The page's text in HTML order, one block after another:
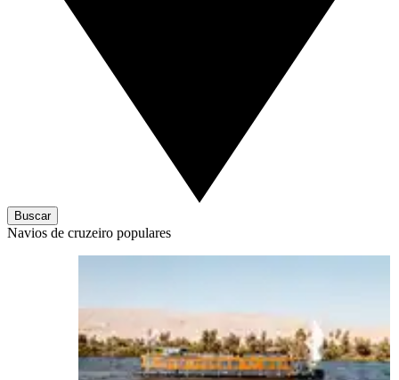
Buscar
Navios de cruzeiro populares